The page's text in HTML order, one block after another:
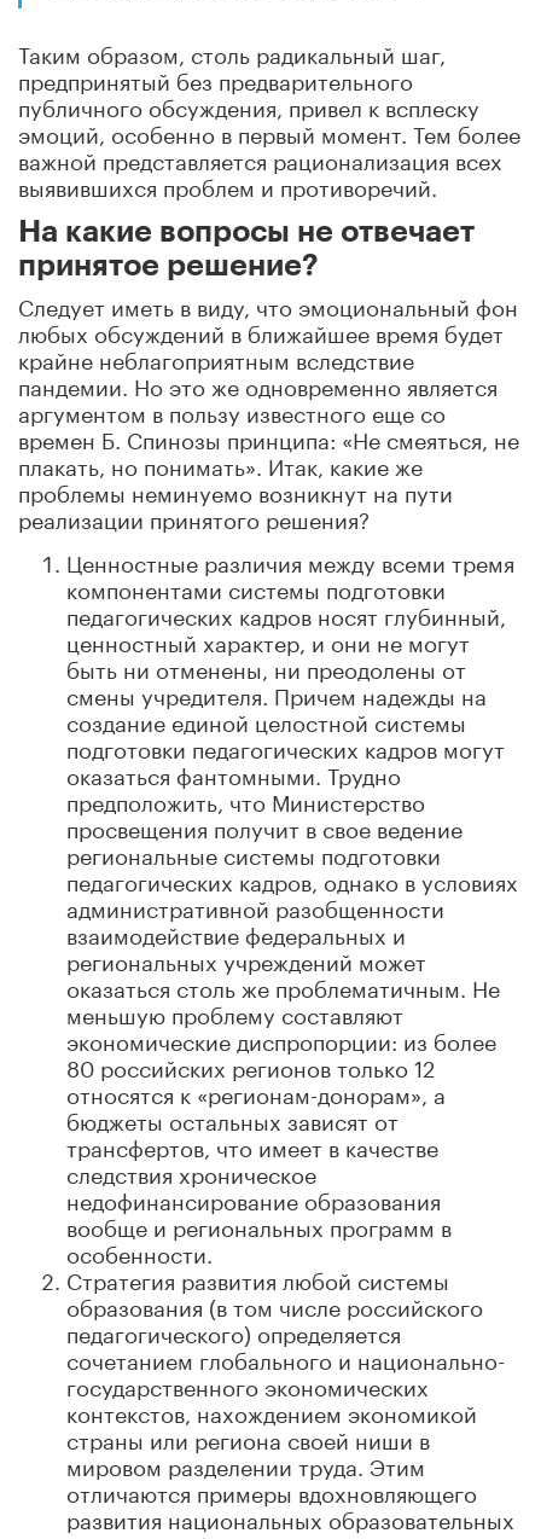
Таким образом, столь радикальный шаг,
предпринятый без предварительного
публичного обсуждения, привел к всплеску
эмоций, особенно в первый момент. Тем более
важной представляется рационализация всех
выявившихся проблем и противоречий.
На какие вопросы не отвечает
принятое решение?
Следует иметь в виду, что эмоциональный фон
любых обсуждений в ближайшее время будет
крайне неблагоприятным вследствие
пандемии. Но это же одновременно является
аргументом в пользу известного еще со
времен Б. Спинозы принципа: «Не смеяться, не
плакать, но понимать». Итак, какие же
проблемы неминуемо возникнут на пути
реализации принятого решения?
Ценностные различия между всеми тремя
компонентами системы подготовки
педагогических кадров носят глубинный,
ценностный характер, и они не могут
быть ни отменены, ни преодолены от
смены учредителя. Причем надежды на
создание единой целостной системы
подготовки педагогических кадров могут
оказаться фантомными. Трудно
предположить, что Министерство
просвещения получит в свое ведение
региональные системы подготовки
педагогических кадров, однако в условиях
административной разобщенности
взаимодействие федеральных и
региональных учреждений может
оказаться столь же проблематичным. Не
меньшую проблему составляют
экономические диспропорции: из более
80 российских регионов только 12
относятся к «регионам-донорам», а
бюджеты остальных зависят от
трансфертов, что имеет в качестве
следствия хроническое
недофинансирование образования
вообще и региональных программ в
особенности.
Стратегия развития любой системы
образования (в том числе российского
педагогического) определяется
сочетанием глобального и национально-
государственного экономических
контекстов, нахождением экономикой
страны или региона своей ниши в
мировом разделении труда. Этим
отличаются примеры вдохновляющего
развития национальных образовательных